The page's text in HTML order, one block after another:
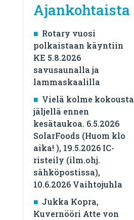
Ajankohtaista
Rotary vuosi
polkaistaan käyntiin
KE 5.8.2026
savusaunalla ja
lammaskaalilla
Vielä kolme kokousta
jäljellä ennen
kesätaukoa. 6.5.2026
SolarFoods (Huom klo
aika! ), 19.5.2026 IC-
risteily (ilm.ohj.
sähköpostissa),
10.6.2026 Vaihtojuhla
Jukka Kopra,
Kuvernööri Atte von